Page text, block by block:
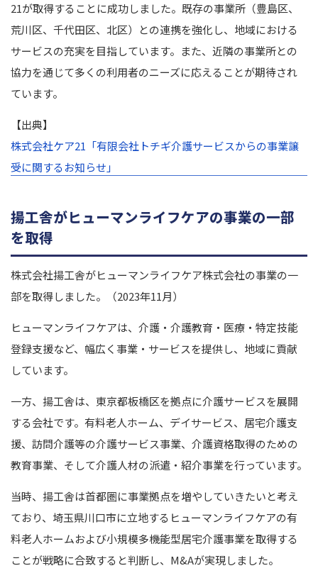
21が取得することに成功しました。既存の事業所（豊島区、
荒川区、千代田区、北区）との連携を強化し、地域における
サービスの充実を目指しています。また、近隣の事業所との
協力を通じて多くの利用者のニーズに応えることが期待され
ています。
【出典】
株式会社ケア21「有限会社トチギ介護サービスからの事業譲
受に関するお知らせ」
揚工舎がヒューマンライフケアの事業の一部
を取得
株式会社揚工舎がヒューマンライフケア株式会社の事業の一
部を取得しました。（2023年11月）
ヒューマンライフケアは、介護・介護教育・医療・特定技能
登録支援など、幅広く事業・サービスを提供し、地域に貢献
しています。
一方、揚工舎は、東京都板橋区を拠点に介護サービスを展開
する会社です。有料老人ホーム、デイサービス、居宅介護支
援、訪問介護等の介護サービス事業、介護資格取得のための
教育事業、そして介護人材の派遣・紹介事業を行っています。
当時、揚工舎は首都圏に事業拠点を増やしていきたいと考え
ており、埼玉県川口市に立地するヒューマンライフケアの有
料老人ホームおよび小規模多機能型居宅介護事業を取得する
ことが戦略に合致すると判断し、M&Aが実現しました。